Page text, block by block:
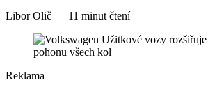
Libor Olič — 11 minut čtení
Reklama